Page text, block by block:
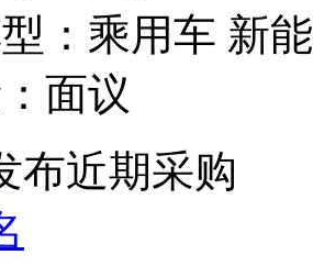
： 乘用车 新
面议
布近期采购